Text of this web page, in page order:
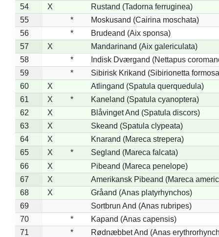
54
X
Rustand (Tadorna ferruginea)
55
*
Moskusand (Cairina moschata)
56
*
Brudeand (Aix sponsa)
57
X
Mandarinand (Aix galericulata)
58
*
Indisk Dværgand (Nettapus
59
*
Sibirisk Krikand (Sibirionetta
60
X
Atlingand (Spatula querquedula)
61
X *
Kaneland (Spatula cyanoptera)
62
X
Blåvinget And (Spatula discors)
63
X
Skeand (Spatula clypeata)
64
X
Knarand (Mareca strepera)
65
X *
Segland (Mareca falcata)
66
X
Pibeand (Mareca penelope)
67
X
Amerikansk Pibeand (Mareca
68
X
Gråand (Anas platyrhynchos)
69
Sortbrun And (Anas rubripes)
70
*
Kapand (Anas capensis)
71
*
Rødnæbbet And (Anas